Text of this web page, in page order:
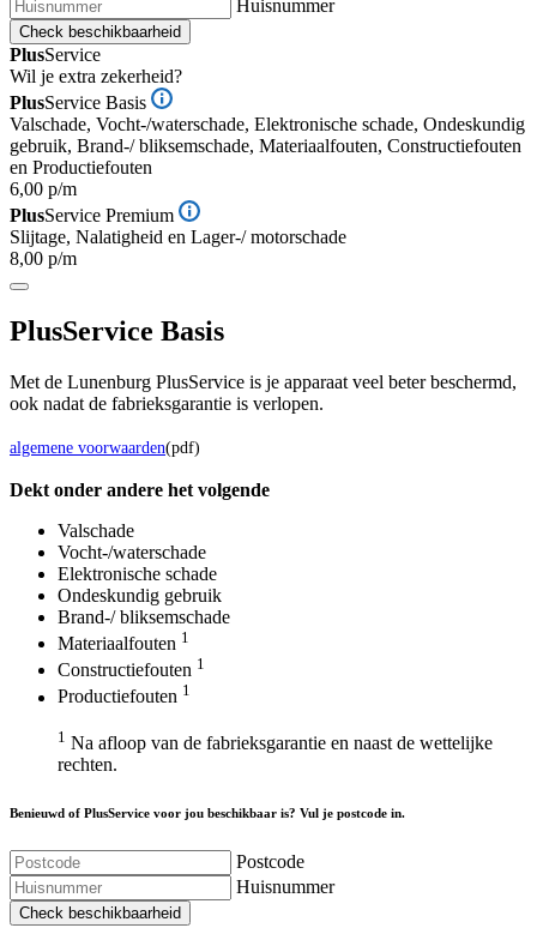
Huisnummer
Check beschikbaarheid
PlusService
Wil je extra zekerheid?
PlusService Basis
Valschade, Vocht-/waterschade, Elektronische schade, Ondeskundig
gebruik, Brand-/ bliksemschade, Materiaalfouten, Constructiefouten
en Productiefouten
6,00 p/m
PlusService Premium
Slijtage, Nalatigheid en Lager-/ motorschade
8,00 p/m
PlusService Basis
Met de Lunenburg PlusService is je apparaat veel beter beschermd,
ook nadat de fabrieksgarantie is verlopen.
algemene voorwaarden(pdf)
Dekt onder andere het volgende
Valschade
Vocht-/waterschade
Elektronische schade
Ondeskundig gebruik
Brand-/ bliksemschade
Materiaalfouten 1
Constructiefouten 1
Productiefouten 1
1 Na afloop van de fabrieksgarantie en naast de wettelijke
rechten.
Benieuwd of PlusService voor jou beschikbaar is? Vul je postcode in.
Postcode
Huisnummer
Check beschikbaarheid